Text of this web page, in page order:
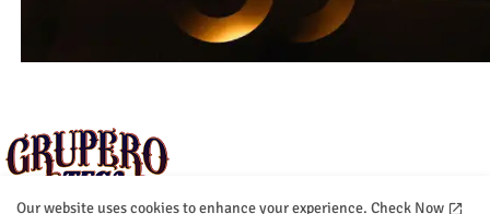
Our website uses cookies to enhance your experience. Check Now